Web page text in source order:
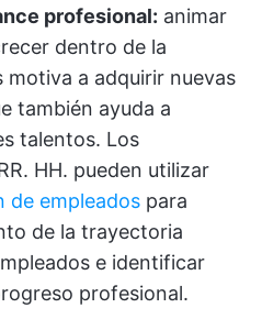
profesional: animar
dentro de la
motiva a adquirir nuevas
también ayuda a
talentos. Los
HH. pueden utilizar
de empleados para
de la trayectoria
e identificar
profesional.